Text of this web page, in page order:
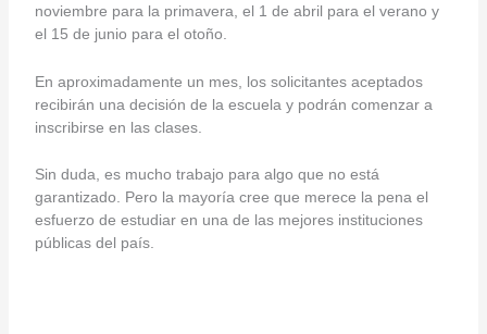
noviembre para la primavera, el 1 de abril para el verano y
el 15 de junio para el otoño.
En aproximadamente un mes, los solicitantes aceptados
recibirán una decisión de la escuela y podrán comenzar a
inscribirse en las clases.
Sin duda, es mucho trabajo para algo que no está
garantizado. Pero la mayoría cree que merece la pena el
esfuerzo de estudiar en una de las mejores instituciones
públicas del país.